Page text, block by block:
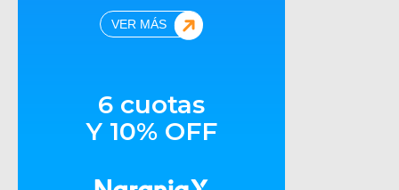
VER MÁS
6 cuotas
Y 10% OFF